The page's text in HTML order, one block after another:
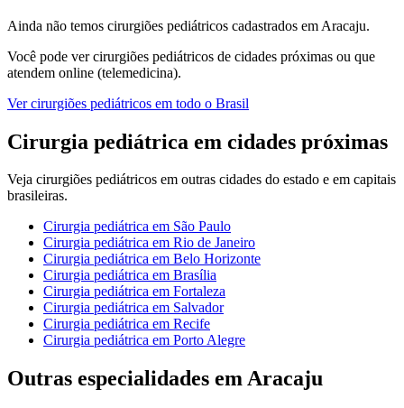
Ainda não temos cirurgiões pediátricos cadastrados em Aracaju.
Você pode vercirurgiões pediátricos de cidades próximas ou que
atendem online (telemedicina).
Vercirurgiões pediátricos em todo o Brasil
Cirurgia pediátrica em cidades próximas
Veja cirurgiões pediátricos em outras cidades do estado e em capitais
brasileiras.
Cirurgia pediátrica em São Paulo
Cirurgia pediátrica em Rio de Janeiro
Cirurgia pediátrica em Belo Horizonte
Cirurgia pediátrica em Brasília
Cirurgia pediátrica em Fortaleza
Cirurgia pediátrica em Salvador
Cirurgia pediátrica em Recife
Cirurgia pediátrica em Porto Alegre
Outras especialidades emAracaju